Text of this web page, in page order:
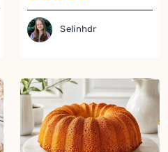
Selinhdr